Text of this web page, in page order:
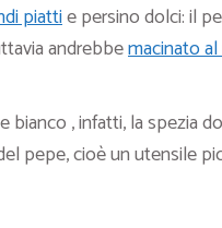
piattie persino dolci: il
andrebbemacinato
bianco , infatti, la spezia
pepe, cioè un utensile